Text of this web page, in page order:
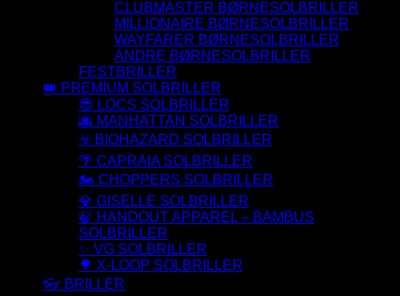
CLUBMASTER BØRNESOLBRILLER
MILLIONAIRE BØRNESOLBRILLER
WAYFARER BØRNESOLBRILLER
ANDRE BØRNESOLBRILLER
FESTBRILLER
👑 PREMIUM SOLBRILLER
😎 LOCS SOLBRILLER
🌆 MANHATTAN SOLBRILLER
☣️ BIOHAZARD SOLBRILLER
🌴 CAPRAIA SOLBRILLER
🏍️ CHOPPERS SOLBRILLER
💎 GISELLE SOLBRILLER
🍃 HANDOUT APPAREL – BAMBUS
SOLBRILLER
✨ VG SOLBRILLER
🌳 X-LOOP SOLBRILLER
👓 BRILLER